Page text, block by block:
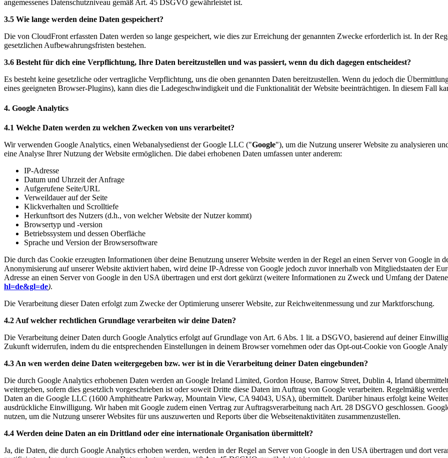
angemessenes Datenschutzniveau gemäß Art. 45 DSGVO gewährleistet ist.
3.5 Wie lange werden deine Daten gespeichert?
Die von CloudFront erfassten Daten werden so lange gespeichert, wie dies zur Erreichung der genannten Zwecke erforderlich ist. In der
gesetzlichen Aufbewahrungsfristen bestehen.
3.6 Besteht für dich eine Verpflichtung, Ihre Daten bereitzustellen und was passiert, wenn du dich dagegen entscheidest?
Es besteht keine gesetzliche oder vertragliche Verpflichtung, uns die oben genannten Daten bereitzustellen. Wenn du jedoch die
eines geeigneten Browser-Plugins), kann dies die Ladegeschwindigkeit und die Funktionalität der Website beeinträchtigen. In diesem Fall
4. Google Analytics
4.1 Welche Daten werden zu welchen Zwecken von uns verarbeitet?
Wir verwenden Google Analytics, einen Webanalysedienst der Google LLC ("Google"), um die Nutzung unserer Website zu analysieren
eine Analyse Ihrer Nutzung der Website ermöglichen. Die dabei erhobenen Daten umfassen unter anderem:
IP-Adresse
Datum und Uhrzeit der Anfrage
Aufgerufene Seite/URL
Verweildauer auf der Seite
Klickverhalten und Scrolltiefe
Herkunftsort des Nutzers (d.h., von welcher Website der Nutzer kommt)
Browsertyp und -version
Betriebssystem und dessen Oberfläche
Sprache und Version der Browsersoftware
Die durch das Cookie erzeugten Informationen über deine Benutzung unserer Website werden in der Regel an einen Server von Google in
Anonymisierung auf unserer Website aktiviert haben, wird deine IP-Adresse von Google jedoch zuvor innerhalb von Mitgliedstaaten der
Adresse an einen Server von Google in den USA übertragen und erst dort gekürzt (weitere Informationen zu Zweck und Umfang der
hl=de&gl=de).
Die Verarbeitung dieser Daten erfolgt zum Zwecke der Optimierung unserer Website, zur Reichweitenmessung und zur Marktforschung.
4.2 Auf welcher rechtlichen Grundlage verarbeiten wir deine Daten?
Die Verarbeitung deiner Daten durch Google Analytics erfolgt auf Grundlage von Art. 6 Abs. 1 lit. a DSGVO, basierend auf deiner
Zukunft widerrufen, indem du die entsprechenden Einstellungen in deinem Browser vornehmen oder das Opt-out-Cookie von Google
4.3 An wen werden deine Daten weitergegeben bzw. wer ist in die Verarbeitung deiner Daten eingebunden?
Die durch Google Analytics erhobenen Daten werden an Google Ireland Limited, Gordon House, Barrow Street, Dublin 4, Irland
weitergeben, sofern dies gesetzlich vorgeschrieben ist oder soweit Dritte diese Daten im Auftrag von Google verarbeiten. Regelmäßig
Daten an die Google LLC (1600 Amphitheatre Parkway, Mountain View, CA 94043, USA), übermittelt. Darüber hinaus erfolgt keine
ausdrückliche Einwilligung. Wir haben mit Google zudem einen Vertrag zur Auftragsverarbeitung nach Art. 28 DSGVO geschlossen.
nutzen, um die Nutzung unserer Websites für uns auszuwerten und Reports über die Webseitenaktivitäten zusammenzustellen.
4.4 Werden deine Daten an ein Drittland oder eine internationale Organisation übermittelt?
Ja, die Daten, die durch Google Analytics erhoben werden, werden in der Regel an Server von Google in den USA übertragen und dort